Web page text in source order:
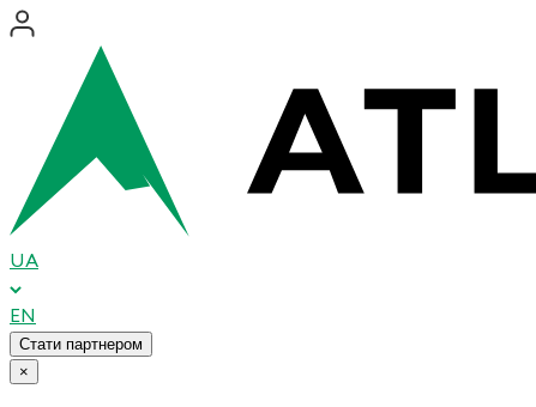
UA
EN
Стати партнером
×